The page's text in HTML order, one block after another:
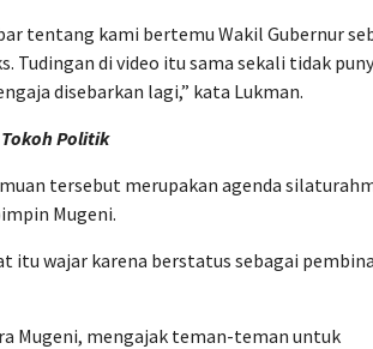
tentang kami bertemu Wakil Gubernur
Tudingan di video itu sama sekali tidak
disebarkan lagi,” kata Lukman.
Politik
tersebut merupakan agenda
Mugeni.
itu wajar karena berstatus sebagai pembina
Mugeni, mengajak teman-teman untuk